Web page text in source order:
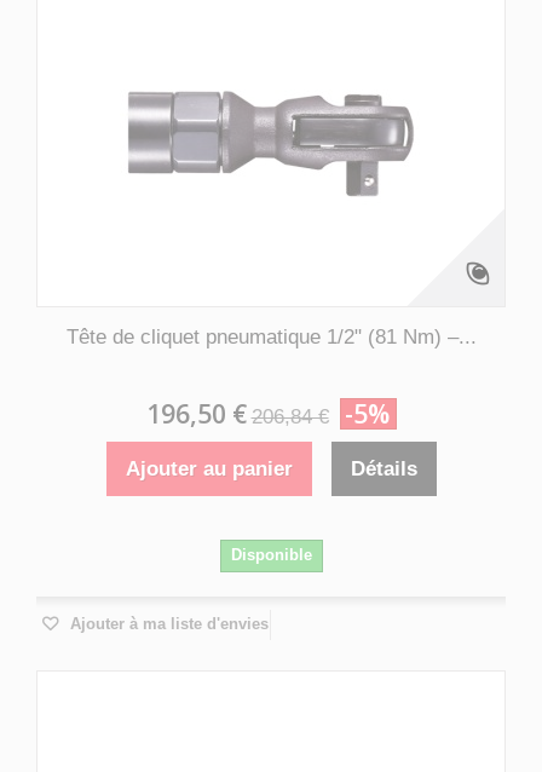
Tête de cliquet pneumatique 1/2" (81 Nm) –...
196,50 € 206,84 € -5%
Ajouter au panier Détails
Disponible
Ajouter à ma liste d'envies